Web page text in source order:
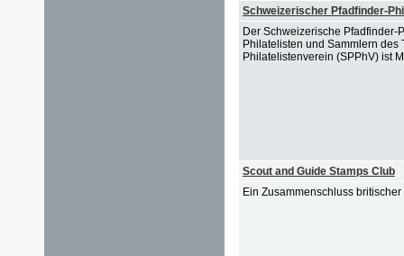
Schweizerischer Pfadfinder-
Der Schweizerische
Philatelisten und Sammlern
Philatelistenverein (SPPhV) ist
Scout and Guide Stamps Club
Ein Zusammenschluss